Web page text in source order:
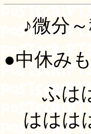
♪微分～
●中休み
ふは
ははは